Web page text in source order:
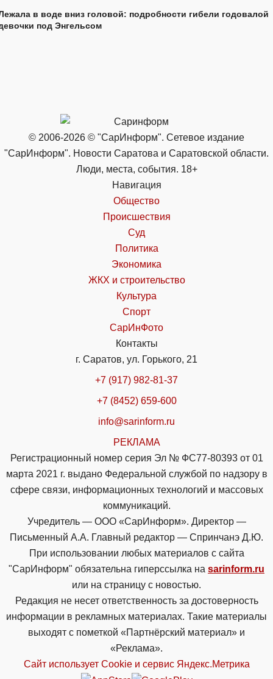
в воде вниз головой: подробности гибели годовалой
под Энгельсом
© 2006-2026 © "СарИнформ". Сетевое издание
"СарИнформ". Новости Саратова и Саратовской области.
Люди, места, события. 18+
Навигация
Общество
Происшествия
Суд
Политика
Экономика
ЖКХ и строительство
Культура
Спорт
СарИнФото
Контакты
г. Саратов, ул. Горького, 21
+7 (917) 982-81-37
+7 (8452) 659-600
info@sarinform.ru
РЕКЛАМА
Регистрационный номер серия Эл № ФС77-80393 от 01
марта 2021 г. выдано Федеральной службой по надзору в
сфере связи, информационных технологий и массовых
коммуникаций.
Учредитель — ООО «СарИнформ». Директор —
Письменный А.А. Главный редактор — Спринчанэ Д.Ю.
При использовании любых материалов с сайта
"СарИнформ" обязательна гиперссылка на sarinform.ru
или на страницу с новостью.
Редакция не несет ответственность за достоверность
информации в рекламных материалах. Такие материалы
выходят с пометкой «Партнёрский материал» и
«Реклама».
Сайт использует Cookie и сервиc Яндекс.Метрика